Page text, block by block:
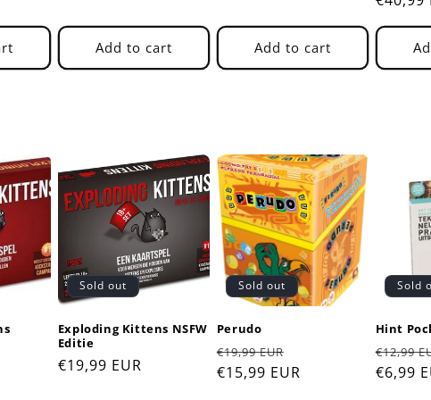
Add to cart Add to cart
Sold out
Exploding Kittens NSFW
Editie
Regular
€19,99 EUR
Sold out
Perudo
Regular
price
€19,99 EUR
price
€15,99 EUR
Sold
Hint
price
€12,99
€6,99